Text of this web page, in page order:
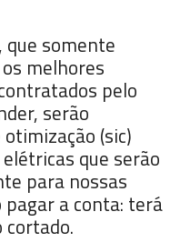
que somente
melhores
pelo
serão
(sic)
que serão
para nossas
pagar a conta: terá